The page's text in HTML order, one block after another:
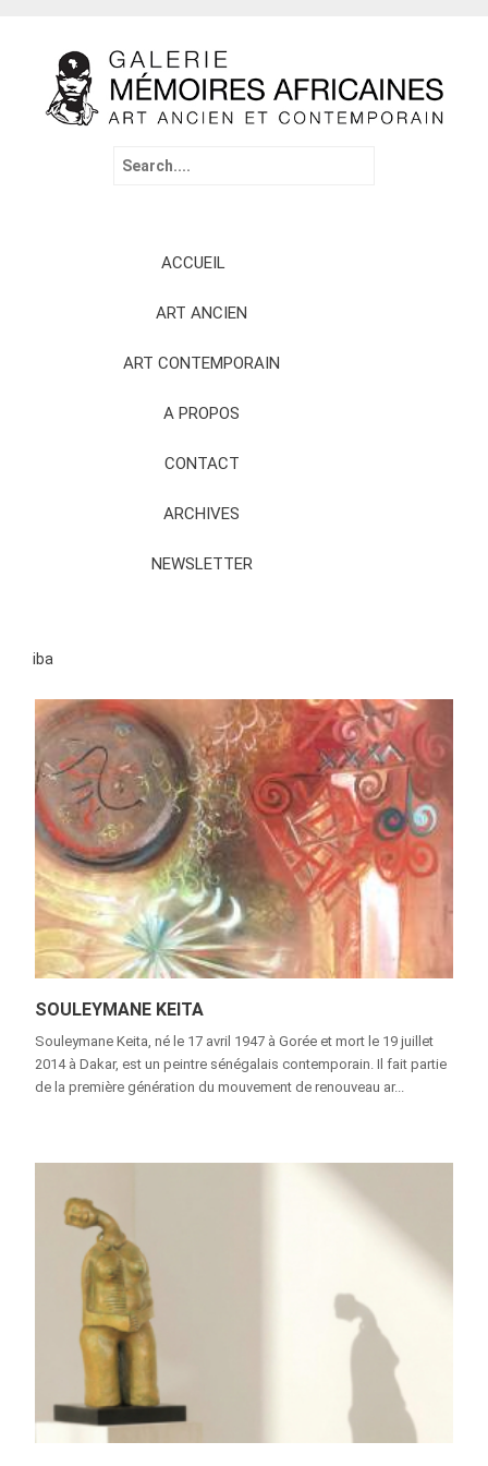
Search
ACCUEIL
ART ANCIEN
ART CONTEMPORAIN
A PROPOS
CONTACT
ARCHIVES
NEWSLETTER
iba
SOULEYMANE KEITA
Souleymane Keita, né le 17 avril 1947 à Gorée et mort le 19 juillet
2014 à Dakar, est un peintre sénégalais contemporain. Il fait partie
de la première génération du mouvement de renouveau ar...